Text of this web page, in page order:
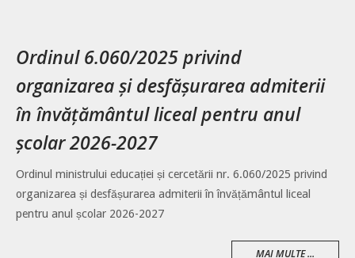
Ordinul 6.060/2025 privind
organizarea și desfășurarea admiterii
în învățământul liceal pentru anul
școlar 2026-2027
Ordinul ministrului educației și cercetării nr. 6.060/2025 privind
organizarea și desfășurarea admiterii în învățământul liceal
pentru anul școlar 2026-2027
MAI MULTE ...